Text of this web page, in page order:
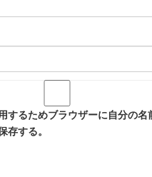
するためブラウザーに自分の名
存する。